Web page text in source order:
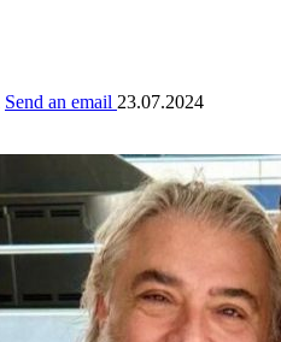
Send an email 23.07.2024